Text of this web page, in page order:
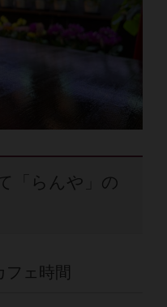
「らんや」の
フェ時間